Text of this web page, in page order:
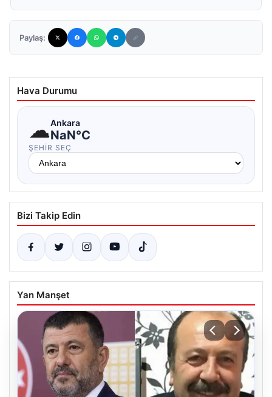
Paylaş:
Hava Durumu
☁Ankara
NaN°C
ŞEHIR SEÇ
Bizi Takip Edin
Yan Manşet